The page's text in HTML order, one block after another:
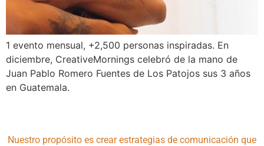
1 evento mensual, +2,500 personas inspiradas. En
diciembre, CreativeMornings celebró de la mano de
Juan Pablo Romero Fuentes de Los Patojos sus 3 años
en Guatemala.
Nuestro propósito es crear estrategias de comunicación que